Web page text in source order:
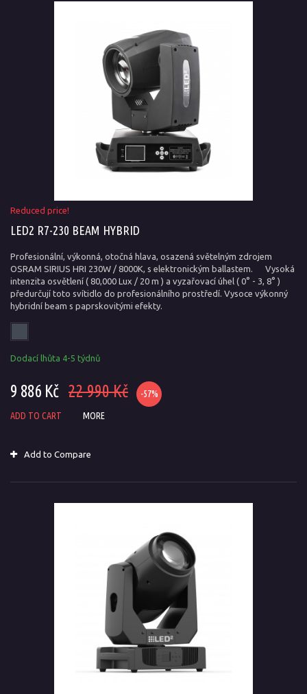
Reduced price!
LED2 R7-230 BEAM HYBRID
Profesionální, výkonná, otočná hlava, osazená světelným zdrojem
OSRAM SIRIUS HRI 230W / 8000K, s elektronickým ballastem. Vysoká
intenzita osvětlení ( 80,000 Lux / 20 m ) a vyzařovací úhel ( 0° - 3, 8° )
předurčují toto svítidlo do profesionálního prostředí. Vysoce výkonný
hybridní beam s paprskovitými efekty.
Dodací lhůta 4-5 týdnů
9 886 Kč 22 990 Kč -57%
ADD TO CART MORE
Add to Compare